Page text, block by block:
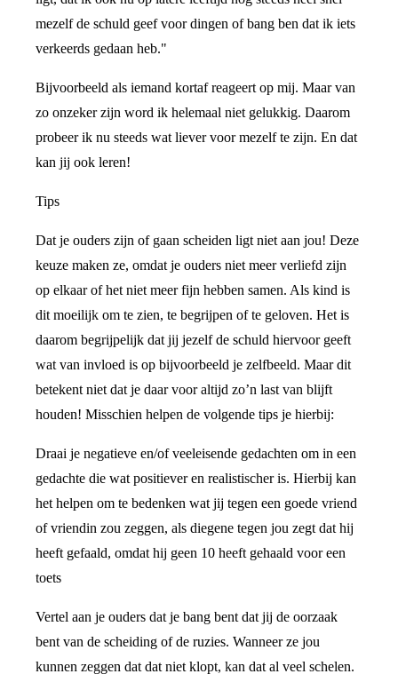
mezelf de schuld geef voor dingen of bang ben dat ik iets
verkeerds gedaan heb."
Bijvoorbeeld als iemand kortaf reageert op mij. Maar van
zo onzeker zijn word ik helemaal niet gelukkig. Daarom
probeer ik nu steeds wat liever voor mezelf te zijn. En dat
kan jij ook leren!
Tips
Dat je ouders zijn of gaan scheiden ligt niet aan jou! Deze
keuze maken ze, omdat je ouders niet meer verliefd zijn
op elkaar of het niet meer fijn hebben samen. Als kind is
dit moeilijk om te zien, te begrijpen of te geloven. Het is
daarom begrijpelijk dat jij jezelf de schuld hiervoor geeft
wat van invloed is op bijvoorbeeld je zelfbeeld. Maar dit
betekent niet dat je daar voor altijd zo’n last van blijft
houden! Misschien helpen de volgende tips je hierbij:
Draai je negatieve en/of veeleisende gedachten om in een
gedachte die wat positiever en realistischer is. Hierbij kan
het helpen om te bedenken wat jij tegen een goede vriend
of vriendin zou zeggen, als diegene tegen jou zegt dat hij
heeft gefaald, omdat hij geen 10 heeft gehaald voor een
toets
Vertel aan je ouders dat je bang bent dat jij de oorzaak
bent van de scheiding of de ruzies. Wanneer ze jou
kunnen zeggen dat dat niet klopt, kan dat al veel schelen.